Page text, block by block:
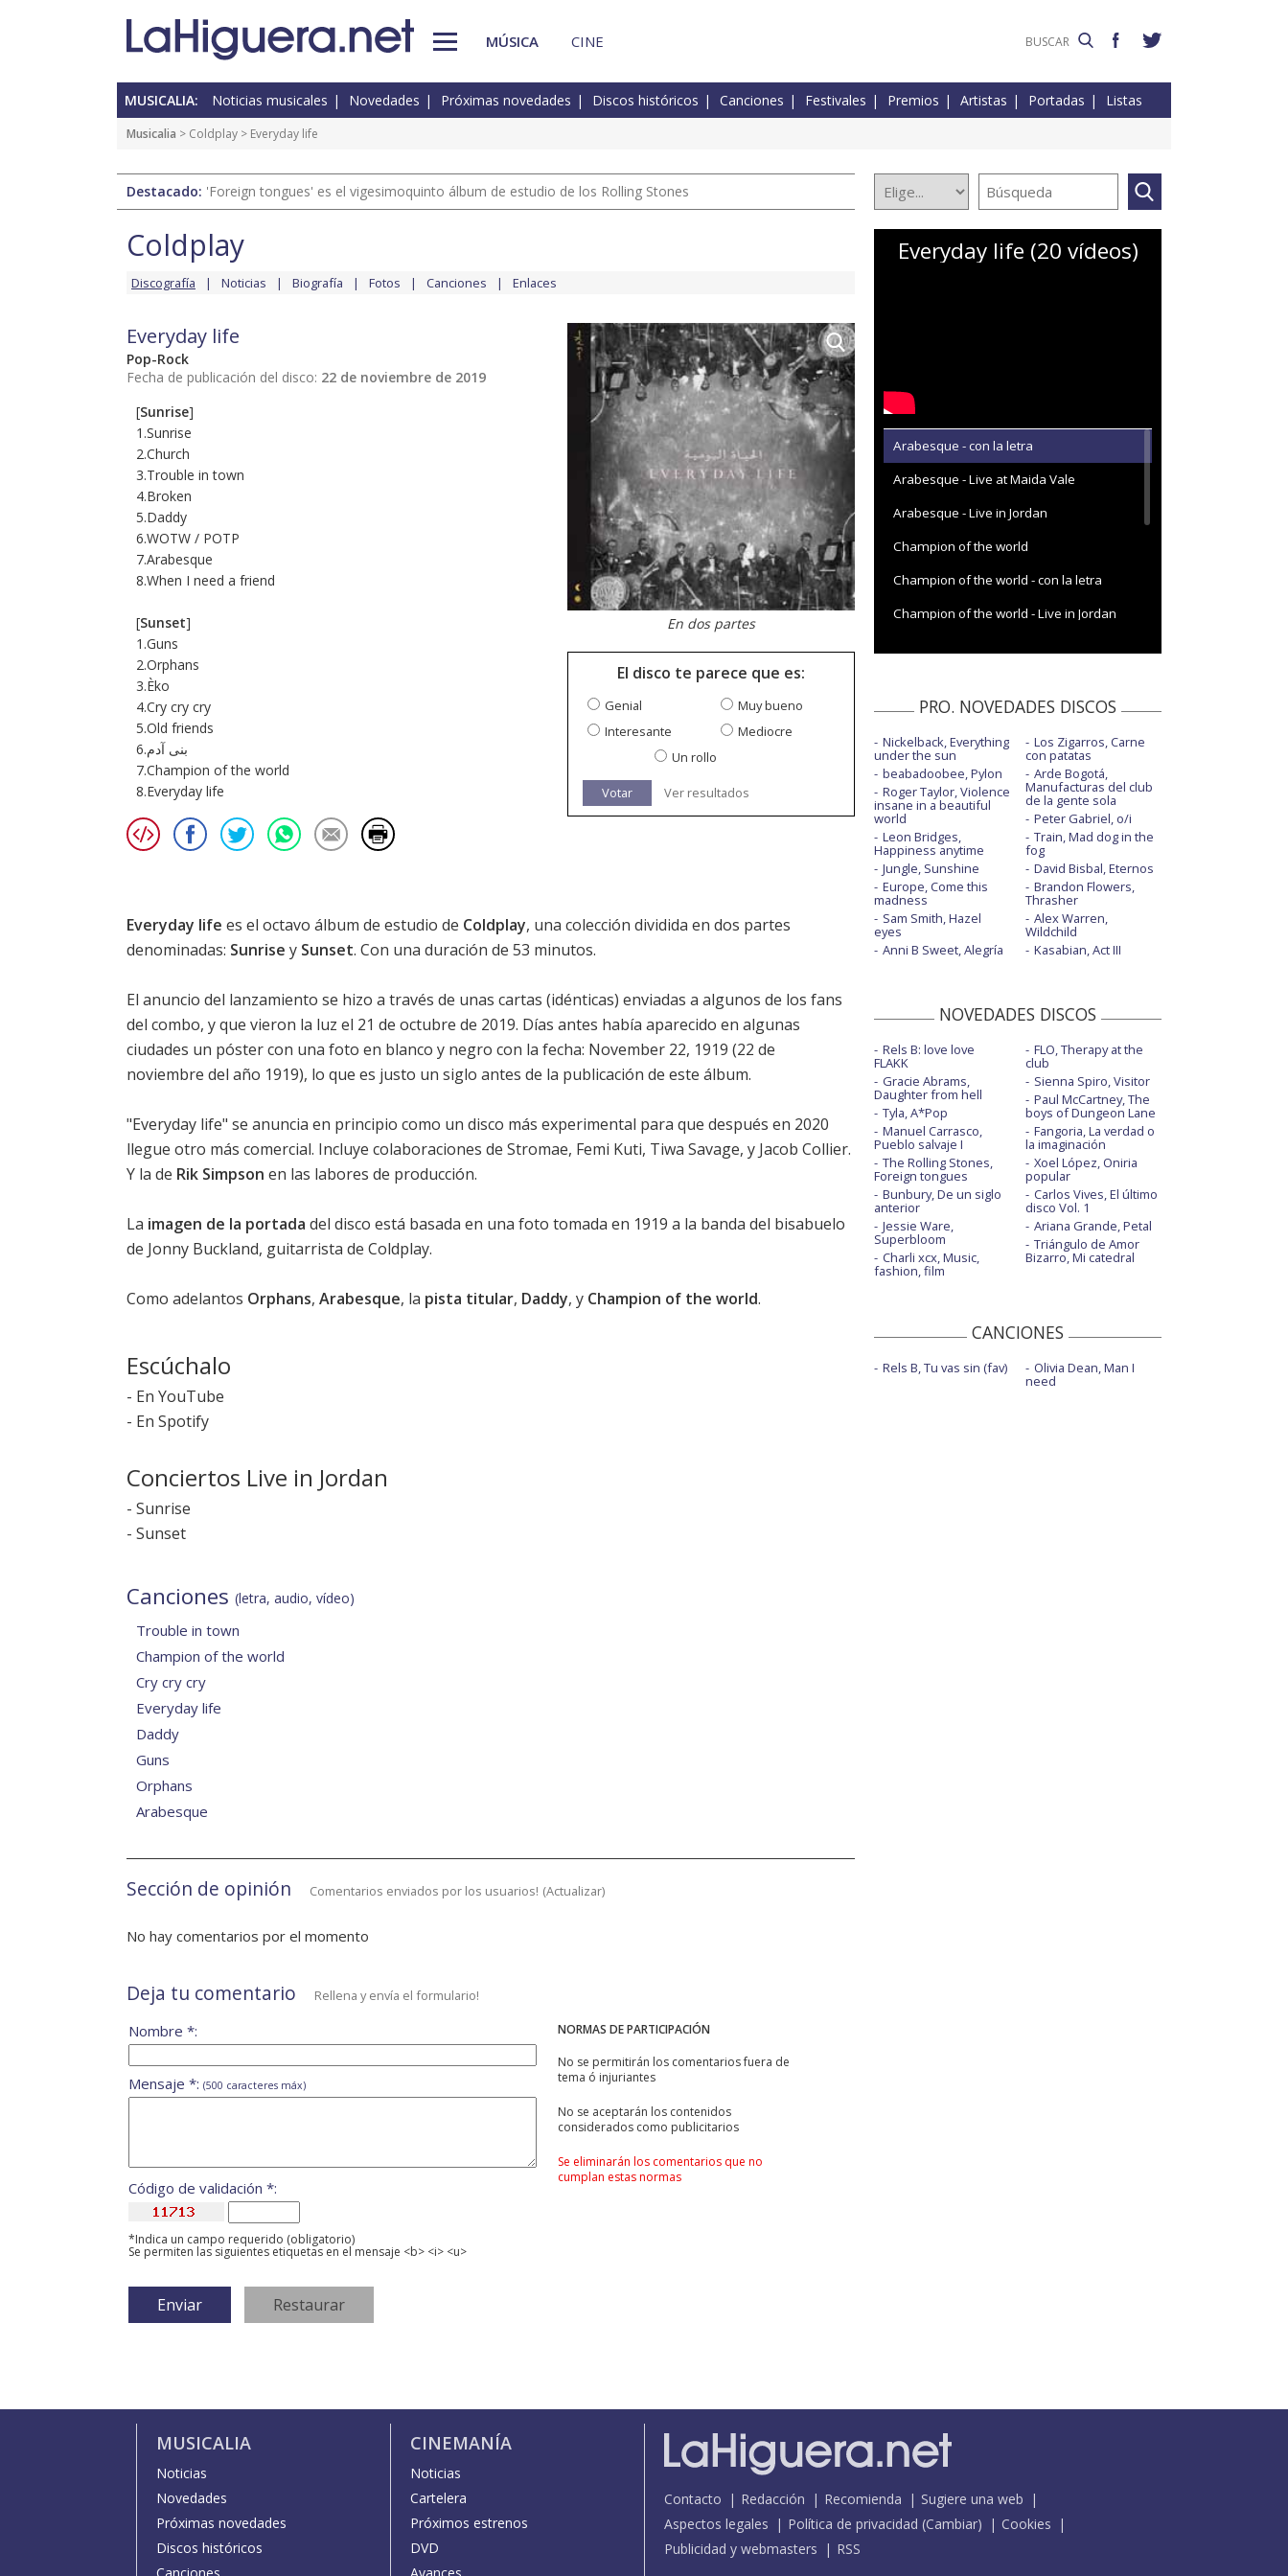
MÚSICA CINE
MUSICALIA: Noticias musicales Novedades Próximas novedades Discos históricos Canciones Festivales Premios Artistas Portadas Listas
Musicalia > Coldplay > Everyday life
Destacado: 'Foreign tongues' es el vigesimoquinto álbum de estudio de los Rolling Stones
Coldplay
Discografía Noticias Biografía Fotos Canciones Enlaces
Everyday life
Pop-Rock
Fecha de publicación del disco: 22 de noviembre de 2019
[Sunrise]
1.Sunrise
2.Church
3.Trouble in town
4.Broken
5.Daddy
6.WOTW / POTP
7.Arabesque
8.When I need a friend
[Sunset]
1.Guns
2.Orphans
3.Èko
4.Cry cry cry
5.Old friends
6.بنی آدم
7.Champion of the world
8.Everyday life
En dos partes
El disco te parece que es:
Genial
Muy bueno
Interesante
Mediocre
Un rollo
Votar Ver resultados
Everyday life es el octavo álbum de estudio de Coldplay, una colección dividida en dos partes
denominadas: Sunrise y Sunset. Con una duración de 53 minutos.
El anuncio del lanzamiento se hizo a través de unas cartas (idénticas) enviadas a algunos de los fans
del combo, y que vieron la luz el 21 de octubre de 2019. Días antes había aparecido en algunas
ciudades un póster con una foto en blanco y negro con la fecha: November 22, 1919 (22 de
noviembre del año 1919), lo que es justo un siglo antes de la publicación de este álbum.
"Everyday life" se anuncia en principio como un disco más experimental para que después en 2020
llegue otro más comercial. Incluye colaboraciones de Stromae, Femi Kuti, Tiwa Savage, y Jacob Collier.
Y la de Rik Simpson en las labores de producción.
La imagen de la portada del disco está basada en una foto tomada en 1919 a la banda del bisabuelo
de Jonny Buckland, guitarrista de Coldplay.
Como adelantos Orphans, Arabesque, la pista titular, Daddy, y Champion of the world.
Escúchalo
- En YouTube
- En Spotify
Conciertos Live in Jordan
- Sunrise
- Sunset
Canciones (letra, audio, vídeo)
Trouble in town
Champion of the world
Cry cry cry
Everyday life
Daddy
Guns
Orphans
Arabesque
Sección de opinión Comentarios enviados por los usuarios! (Actualizar)
No hay comentarios por el momento
Deja tu comentario Rellena y envía el formulario!
NORMAS DE PARTICIPACIÓN
No se permitirán los comentarios fuera de
tema ó injuriantes
No se aceptarán los contenidos
considerados como publicitarios
Se eliminarán los comentarios que no
cumplan estas normas
Nombre *:
Mensaje *: (500 caracteres máx)
Código de validación *:
*Indica un campo requerido (obligatorio)
Se permiten las siguientes etiquetas en el mensaje <b> <i> <u>
Everyday life (20 vídeos)
Arabesque - con la letra
Arabesque - Live at Maida Vale
Arabesque - Live in Jordan
Champion of the world
Champion of the world - con la letra
Champion of the world - Live in Jordan
Everyday life
Everyday life - con la letra
Everyday life - Saturday Night Live
Everyday life - The Graham Norton Show
Orphans
Orphans - con la letra
Orphans - Live at Maida Vale
Orphans - Live at The Natural History
Orphans - The Ellen Show
Trouble in town
PRO. NOVEDADES DISCOS
Nickelback, Everything
under the sun
beabadoobee, Pylon
Roger Taylor, Violence
insane in a beautiful
world
Leon Bridges,
Happiness anytime
Jungle, Sunshine
Europe, Come this
madness
Sam Smith, Hazel
eyes
Anni B Sweet, Alegría
Los Zigarros, Carne
con patatas
Arde Bogotá,
Manufacturas del club
de la gente sola
Peter Gabriel, o/i
Train, Mad dog in the
fog
David Bisbal, Eternos
Brandon Flowers,
Thrasher
Alex Warren,
Wildchild
Kasabian, Act III
NOVEDADES DISCOS
Rels B: love love
FLAKK
Gracie Abrams,
Daughter from hell
Tyla, A*Pop
Manuel Carrasco,
Pueblo salvaje I
The Rolling Stones,
Foreign tongues
Bunbury, De un siglo
anterior
Jessie Ware,
Superbloom
Charli xcx, Music,
fashion, film
FLO, Therapy at the
club
Sienna Spiro, Visitor
Paul McCartney, The
boys of Dungeon Lane
Fangoria, La verdad o
la imaginación
Xoel López, Oniria
popular
Carlos Vives, El último
disco Vol. 1
Ariana Grande, Petal
Triángulo de Amor
Bizarro, Mi catedral
CANCIONES
Rels B, Tu vas sin (fav) Olivia Dean, Man I
need
MUSICALIA
Noticias
Novedades
Próximas novedades
Discos históricos
CINEMANÍA
Noticias
Cartelera
Próximos estrenos
DVD
Contacto Redacción Recomienda
Sugiere una web
Aspectos legales
Política de privacidad (Cambiar)
Cookies
Publicidad y webmasters
RSS